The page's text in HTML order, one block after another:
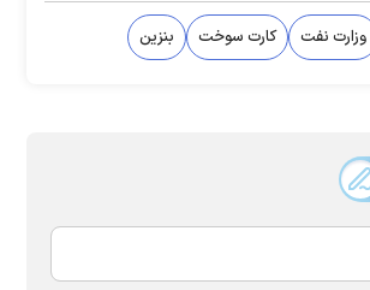
وزارت نفت کارت سوخت بنزین